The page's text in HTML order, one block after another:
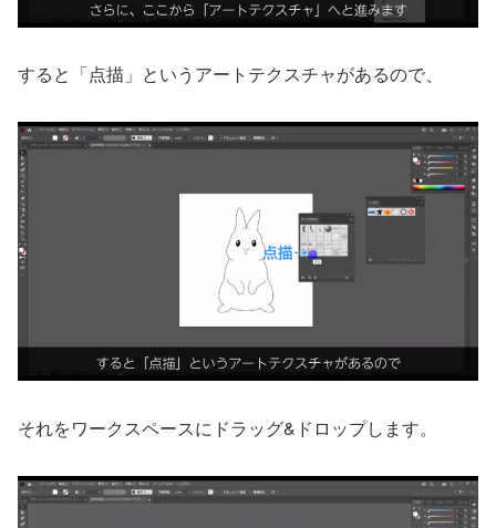
すると「点描」というアートテクスチャがあるので、
それをワークスペースにドラッグ&ドロップします。